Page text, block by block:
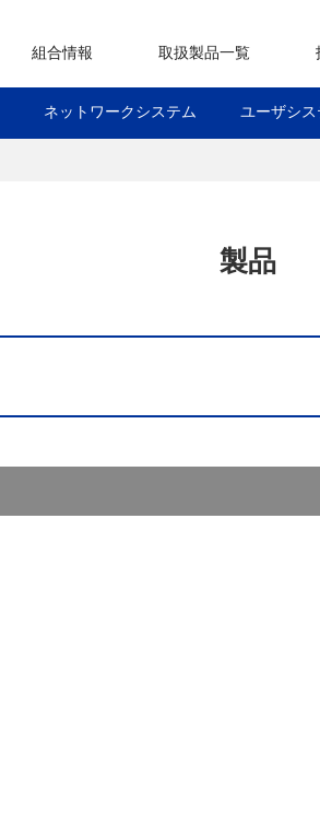
組合情報
組合概要
組合組織構成図
コンプライアンス指針
理事長挨拶
役員一覧
全通協環境基本方針
全通協地図
組合員専用サイト
取扱製品一覧
全通協の新製品
アクセスシステム
ネットワークシステ
ユーザシステム
測定器・工具類
メタル関連
NTT仕様品の一例
現調品一覧
ネットワークシステム ユーザシス
製品